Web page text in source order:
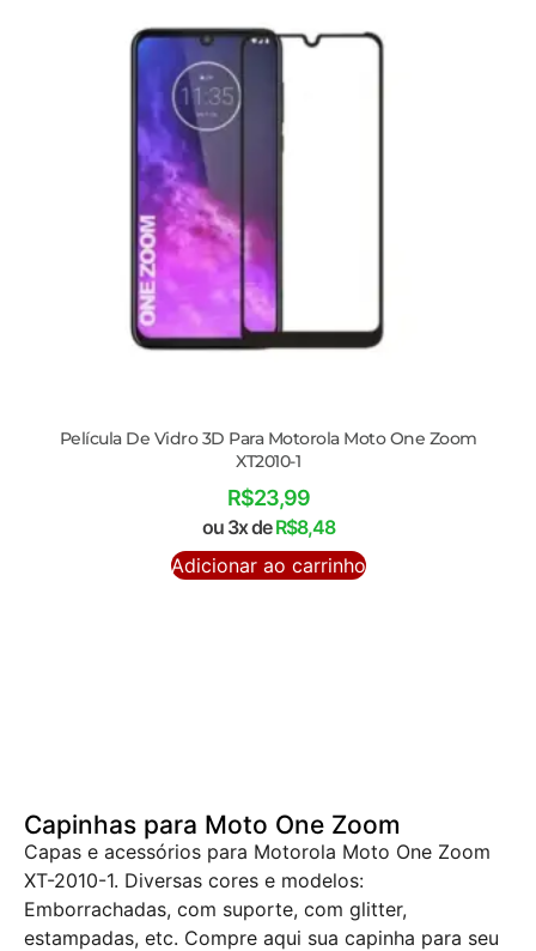
Película De Vidro 3D Para Motorola Moto One Zoom
XT2010-1
R$23,99
ou 3x deR$8,48
Adicionar ao carrinho
Capinhas para Moto One Zoom
Capas e acessórios para Motorola Moto One Zoom
XT-2010-1. Diversas cores e modelos:
Emborrachadas, com suporte, com glitter,
estampadas, etc. Compre aqui sua capinha para seu